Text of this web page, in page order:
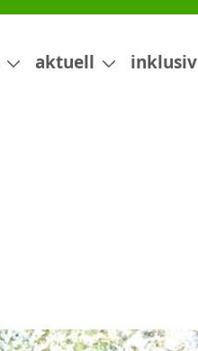
aktuell inklusiv